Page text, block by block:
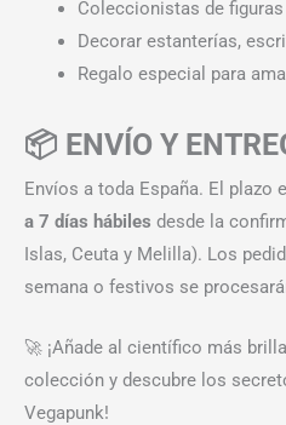
Coleccionistas de figuras
Decorar estanterías,
Regalo especial para
📦 ENVÍO Y
Envíos a toda España. El plazo
a 7 días hábiles desde la
Islas, Ceuta y Melilla). Los
semana o festivos se
🚀 ¡Añade al científico más
colección y descubre los
Vegapunk!